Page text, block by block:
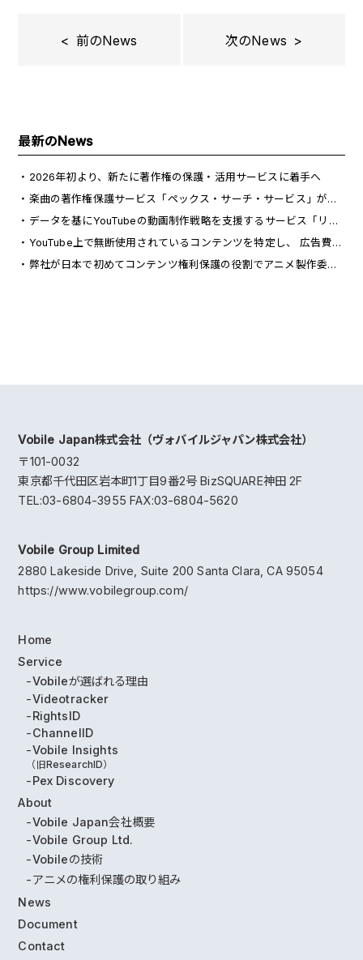
< 前のNews 次のNews >
最新のNews
2026年初より、新たに著作権の保護・活用サービスに着手へ
楽曲の著作権保護サービス「ペックス・サーチ・サービス」が日刊工業新聞に掲載
データを基にYouTubeの動画制作戦略を支援するサービス「リサーチID」が日経産業新聞で紹介
YouTube上で無断使用されているコンテンツを特定し、 広告費の還元を行うRightsID(R)サービスを バンダイナムコミュージックライブが採用(国内15社目)
弊社が日本で初めてコンテンツ権利保護の役割でアニメ製作委員会に資本参加した記事が日刊工業新聞に掲載
Vobile Japan株式会社（ヴォバイルジャパン株式会社）
〒101-0032
東京都千代田区岩本町1丁目9番2号 BizSQUARE神田 2F
TEL:03-6804-3955 FAX:03-6804-5620
Vobile Group Limited
2880 Lakeside Drive, Suite 200 Santa Clara, CA 95054
https://www.vobilegroup.com/
Home
Service
Vobileが選ばれる理由
Videotracker
RightsID
ChannelID
Vobile Insights
（旧ResearchID）
Pex Discovery
About
Vobile Japan会社概要
Vobile Group Ltd.
Vobileの技術
アニメの権利保護の取り組み
News
Document
Contact